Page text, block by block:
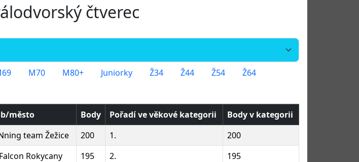
čtverec
M70 M80+ Juniorky Ž34 Ž44 Ž54
Ž64
město Body Pořadí ve věkové kategorii
Body v kategorii
team Žežice 200 1.
200
Rokycany 195 2.
195